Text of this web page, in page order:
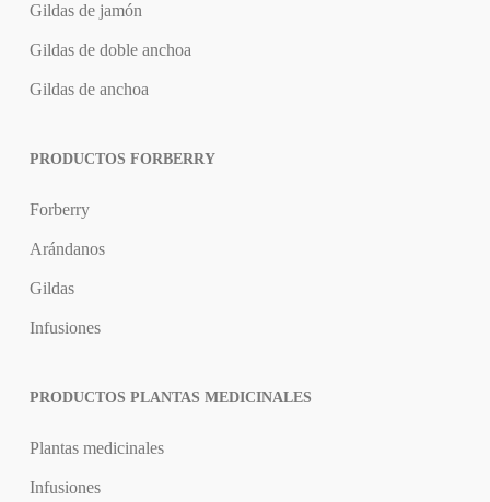
Gildas de jamón
Gildas de doble anchoa
Gildas de anchoa
PRODUCTOS FORBERRY
Forberry
Arándanos
Gildas
Infusiones
PRODUCTOS PLANTAS MEDICINALES
Plantas medicinales
Infusiones